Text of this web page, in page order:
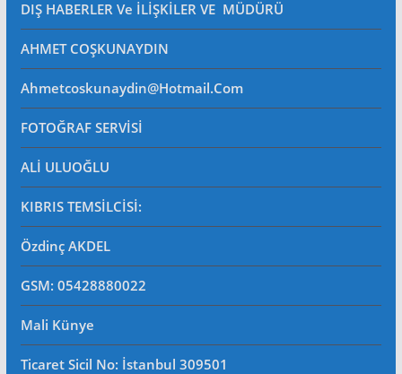
DIŞ HABERLER Ve İLİŞKİLER VE MÜDÜRÜ
AHMET COŞKUNAYDIN
Ahmetcoskunaydin@hotmail.com
FOTOĞRAF SERVİSİ
ALİ ULUOĞLU
KIBRIS TEMSİLCİSİ:
Özdinç AKDEL
GSM: 05428880022
Mali Künye
Ticaret Sicil No: İstanbul 309501